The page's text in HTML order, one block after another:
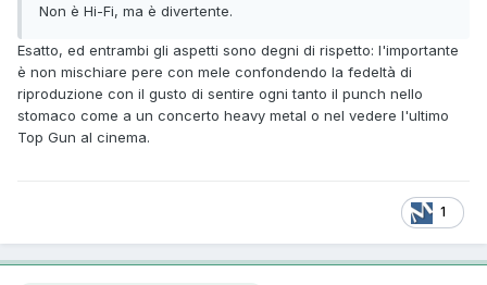
Non è Hi-Fi, ma è divertente.
Esatto, ed entrambi gli aspetti sono degni di rispetto: l'importante
è non mischiare pere con mele confondendo la fedeltà di
riproduzione con il gusto di sentire ogni tanto il punch nello
stomaco come a un concerto heavy metal o nel vedere l'ultimo
Top Gun al cinema.
1